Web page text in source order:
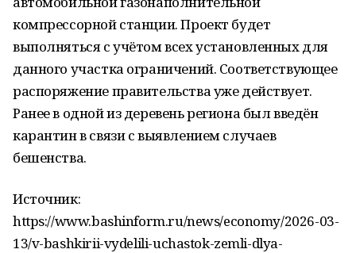
компрессорной станции. Проект будет
выполняться с учётом всех установленных для
данного участка ограничений. Соответствующее
распоряжение правительства уже действует.
Ранее в одной из деревень региона был введён
карантин в связи с выявлением случаев
бешенства.
Источник:
https://www.bashinform.ru/news/economy/2026-03-
13/v-bashkirii-vydelili-uchastok-zemli-dlya-